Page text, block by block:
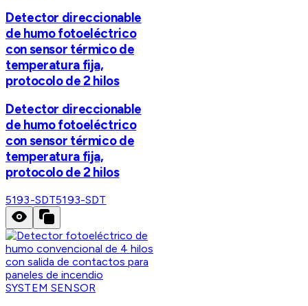
Detector direccionable
de humo fotoeléctrico
con sensor térmico de
temperatura fija,
protocolo de 2 hilos
Detector direccionable
de humo fotoeléctrico
con sensor térmico de
temperatura fija,
protocolo de 2 hilos
5193-SDT5193-SDT
SYSTEM SENSOR